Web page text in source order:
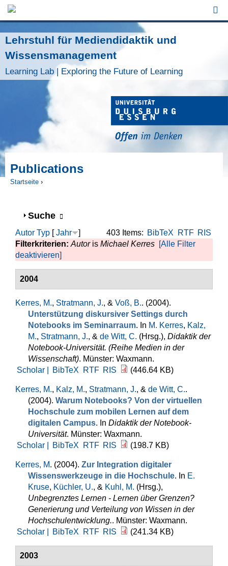
Jump to Navigation
Lehrstuhl für Mediendidaktik und
Wissensmanagement
Learning Lab | Exploring the Future of Learning
Publications
Startseite ›
Anzeigen
Suche
403 Items: BibTeX RTF RIS
Autor Typ [Jahr
]
Filterkriterien: Autoris Michael Kerres [Alle Filter
deaktivieren]
2004
Kerres, M., Stratmann, J., & Voß, B.. (2004).
Unterstützung diskursiver Settings durch
Notebooks im Seminarraum. In M. Kerres, Kalz,
M., Stratmann, J., & de Witt, C. (Hrsg.), Didaktik der
Notebook-Universität. (Reihe Medien in der
Wissenschaft). Münster: Waxmann.
Scholar |
BibTeX RTF RIS (446.64 KB)
Kerres, M., Kalz, M., Stratmann, J., & de Witt, C..
(2004). Warum Notebooks? Von der virtuellen
Hochschule zum mobilen Lernen auf dem
digitalen Campus. In Didaktik der Notebook-
Universität. Münster: Waxmann.
Scholar |
BibTeX RTF RIS (198.7 KB)
Kerres, M. (2004). Zur Integration digitaler
Wissenswerkzeuge in die Hochschule. In E.
Kruse, Küchler, U., & Kuhl, M. (Hrsg.),
Unbegrenztes Lernen - Lernen über Grenzen?
Generierung und Verteilung von Wissen in der
Hochschulentwicklung.. Münster: Waxmann.
Scholar |
BibTeX RTF RIS (241.34 KB)
2003